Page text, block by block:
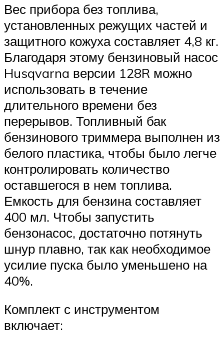
Вес прибора без топлива,
установленных режущих частей и
защитного кожуха составляет 4,8 кг.
Благодаря этому бензиновый насос
Husqvarna версии 128R можно
использовать в течение
длительного времени без
перерывов. Топливный бак
бензинового триммера выполнен из
белого пластика, чтобы было легче
контролировать количество
оставшегося в нем топлива.
Емкость для бензина составляет
400 мл. Чтобы запустить
бензонасос, достаточно потянуть
шнур плавно, так как необходимое
усилие пуска было уменьшено на
40%.
Комплект с инструментом
включает: